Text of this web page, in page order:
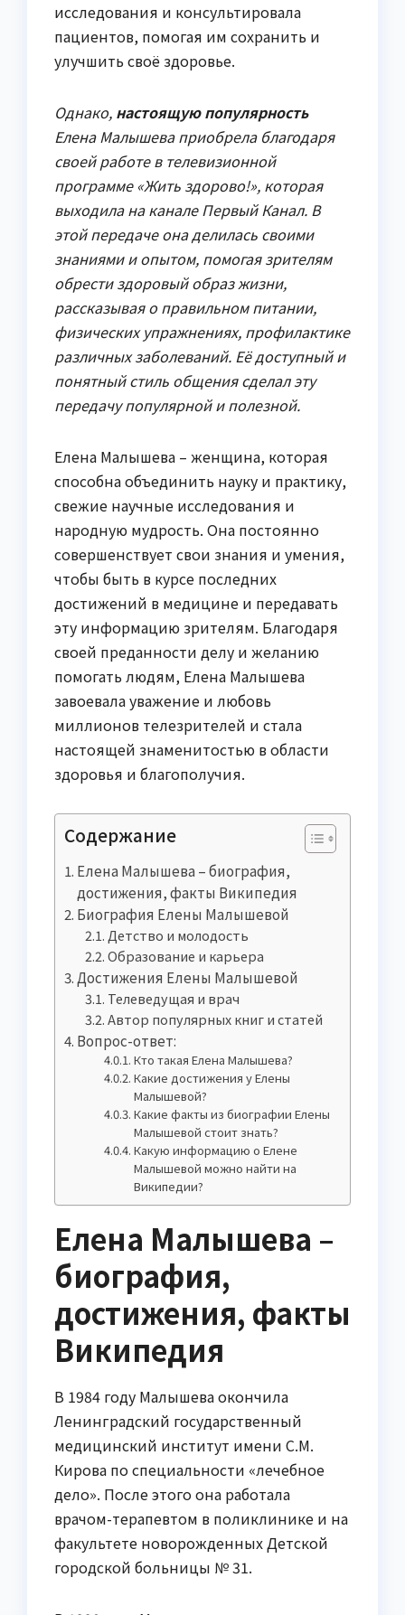
исследования и консультировала
пациентов, помогая им сохранить и
улучшить своё здоровье.
Однако, настоящую популярность
Елена Малышева приобрела благодаря
своей работе в телевизионной
программе «Жить здорово!», которая
выходила на канале Первый Канал. В
этой передаче она делилась своими
знаниями и опытом, помогая зрителям
обрести здоровый образ жизни,
рассказывая о правильном питании,
физических упражнениях, профилактике
различных заболеваний. Её доступный и
понятный стиль общения сделал эту
передачу популярной и полезной.
Елена Малышева – женщина, которая
способна объединить науку и практику,
свежие научные исследования и
народную мудрость. Она постоянно
совершенствует свои знания и умения,
чтобы быть в курсе последних
достижений в медицине и передавать
эту информацию зрителям. Благодаря
своей преданности делу и желанию
помогать людям, Елена Малышева
завоевала уважение и любовь
миллионов телезрителей и стала
настоящей знаменитостью в области
здоровья и благополучия.
Содержание
Елена Малышева – биография,
достижения, факты Википедия
Биография Елены Малышевой
Детство и молодость
Образование и карьера
Достижения Елены Малышевой
Телеведущая и врач
Автор популярных книг и статей
Вопрос-ответ:
Кто такая Елена Малышева?
Какие достижения у Елены
Малышевой?
Какие факты из биографии Елены
Малышевой стоит знать?
Какую информацию о Елене
Малышевой можно найти на
Википедии?
Елена Малышева –
биография,
достижения, факты
Википедия
В 1984 году Малышева окончила
Ленинградский государственный
медицинский институт имени С.М.
Кирова по специальности «лечебное
дело». После этого она работала
врачом-терапевтом в поликлинике и на
факультете новорожденных Детской
городской больницы № 31.